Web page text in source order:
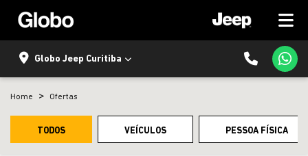
Globo Jeep Curitiba
Home Ofertas
TODOS VEÍCULOS PESSOA FÍSICA